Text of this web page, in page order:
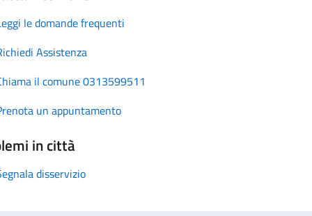
le domande frequenti
Assistenza
il comune 0313599511
un appuntamento
in città
disservizio